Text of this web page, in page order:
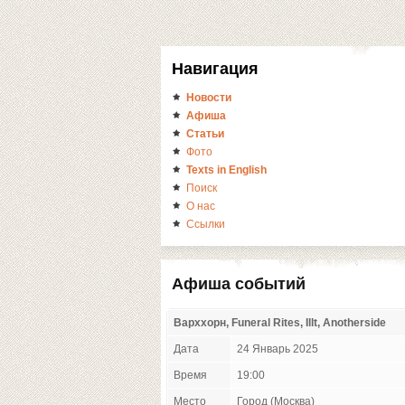
Навигация
Новости
Афиша
Статьи
Фото
Texts in English
Поиск
О нас
Ссылки
Афиша событий
Варххорн, Funeral Rites, Illt, Anotherside
Дата 24 Январь 2025
Время 19:00
Место Город (Москва)